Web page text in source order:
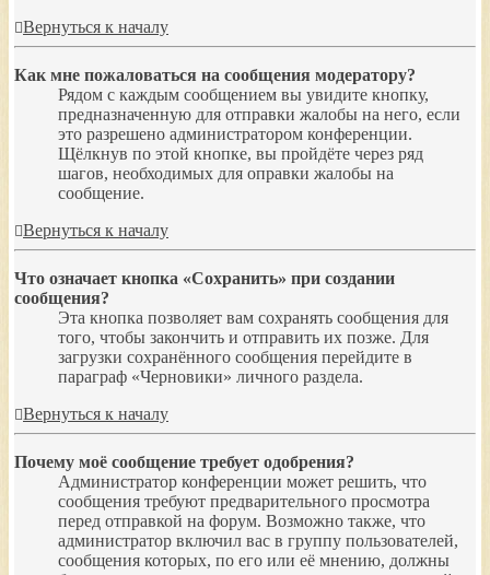
Вернуться к началу
Как мне пожаловаться на сообщения модератору?
Рядом с каждым сообщением вы увидите кнопку,
предназначенную для отправки жалобы на него, если
это разрешено администратором конференции.
Щёлкнув по этой кнопке, вы пройдёте через ряд
шагов, необходимых для оправки жалобы на
сообщение.
Вернуться к началу
Что означает кнопка «Сохранить» при создании
сообщения?
Эта кнопка позволяет вам сохранять сообщения для
того, чтобы закончить и отправить их позже. Для
загрузки сохранённого сообщения перейдите в
параграф «Черновики» личного раздела.
Вернуться к началу
Почему моё сообщение требует одобрения?
Администратор конференции может решить, что
сообщения требуют предварительного просмотра
перед отправкой на форум. Возможно также, что
администратор включил вас в группу пользователей,
сообщения которых, по его или её мнению, должны